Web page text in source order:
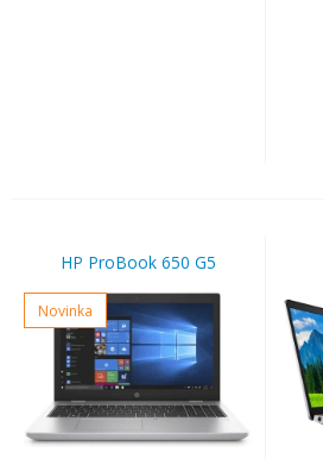
HP ProBook 650 G5
Novinka